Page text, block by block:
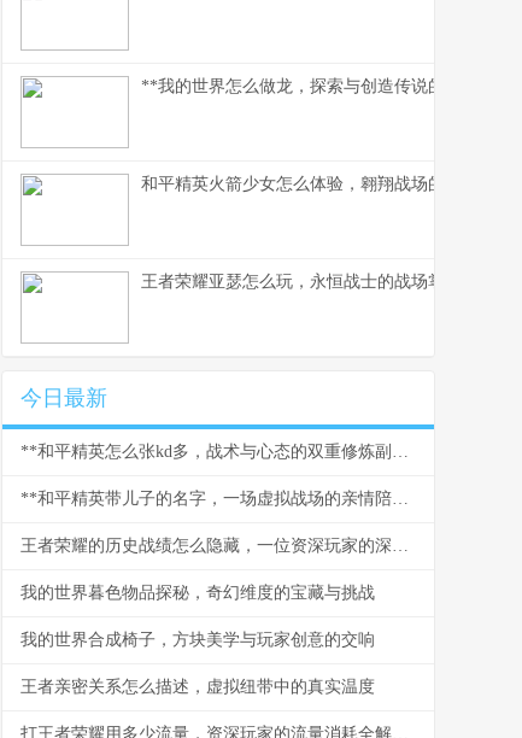
**我的世界怎么做龙，探索与创造传说的征途**
和平精英火箭少女怎么体验，翱翔战场的粉色梦境
王者荣耀亚瑟怎么玩，永恒战士的战场掌握之道
今日最新
**和平精英怎么张kd多，战术与心态的双重修炼副标题**
**和平精英带儿子的名字，一场虚拟战场的亲情陪伴**
王者荣耀的历史战绩怎么隐藏，一位资深玩家的深度思考
我的世界暮色物品探秘，奇幻维度的宝藏与挑战
我的世界合成椅子，方块美学与玩家创意的交响
王者亲密关系怎么描述，虚拟纽带中的真实温度
打王者荣耀用多少流量，资深玩家的流量消耗全解析，副标题，实战数据与优化指南